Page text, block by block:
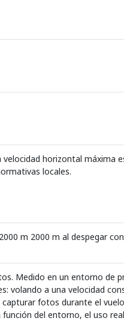
velocidad horizontal máxima
locales.
m 2000 m al despegar
Medido en un entorno de
volando a una velocidad
fotos durante el
función del entorno, el uso